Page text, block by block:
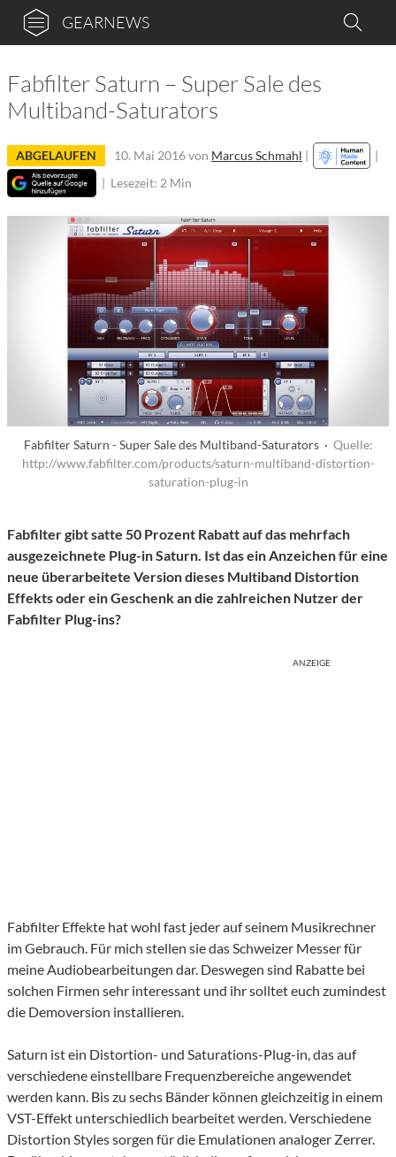
GEARNEWS
Fabfilter Saturn – Super Sale des
Multiband-Saturators
ABGELAUFEN 10. Mai 2016von Marcus Schmahl |
|
| Lesezeit: 2 Min
Fabfilter Saturn - Super Sale des Multiband-Saturators · Quelle:
http://www.fabfilter.com/products/saturn-multiband-distortion-
saturation-plug-in
Fabfilter gibt satte 50 Prozent Rabatt auf das mehrfach
ausgezeichnete Plug-in Saturn. Ist das ein Anzeichen für eine
neue überarbeitete Version dieses Multiband Distortion
Effekts oder ein Geschenk an die zahlreichen Nutzer der
Fabfilter Plug-ins?
ANZEIGE
Fabfilter Effekte hat wohl fast jeder auf seinem Musikrechner
im Gebrauch. Für mich stellen sie das Schweizer Messer für
meine Audiobearbeitungen dar. Deswegen sind Rabatte bei
solchen Firmen sehr interessant und ihr solltet euch zumindest
die Demoversion installieren.
Saturn ist ein Distortion- und Saturations-Plug-in, das auf
verschiedene einstellbare Frequenzbereiche angewendet
werden kann. Bis zu sechs Bänder können gleichzeitig in einem
VST-Effekt unterschiedlich bearbeitet werden. Verschiedene
Distortion Styles sorgen für die Emulationen analoger Zerrer.